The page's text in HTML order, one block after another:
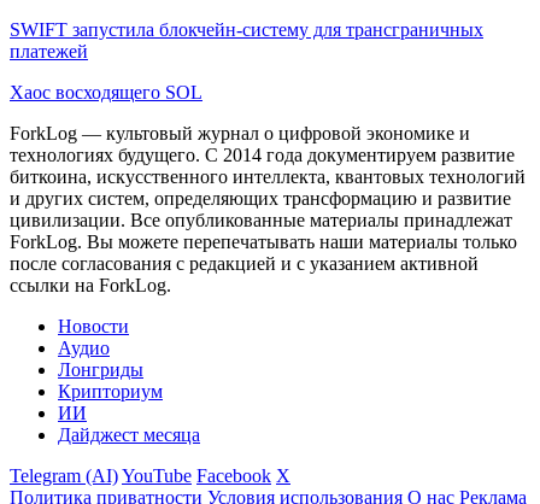
SWIFT запустила блокчейн-систему для трансграничных
платежей
Хаос восходящего SOL
ForkLog — культовый журнал о цифровой экономике и
технологиях будущего. С 2014 года документируем развитие
биткоина, искусственного интеллекта, квантовых технологий
и других систем, определяющих трансформацию и развитие
цивилизации. Все опубликованные материалы принадлежат
ForkLog. Вы можете перепечатывать наши материалы только
после согласования с редакцией и с указанием активной
ссылки на ForkLog.
Новости
Аудио
Лонгриды
Крипториум
ИИ
Дайджест месяца
Telegram (AI)YouTube Facebook X
Политика приватности Условия использования О нас Реклама